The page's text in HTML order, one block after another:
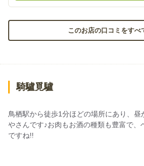
このお店の口コミをすべ
騎驢覓驢
鳥栖駅から徒歩1分ほどの場所にあり、昼
やさんです♪お肉もお酒の種類も豊富で、
ですね!!